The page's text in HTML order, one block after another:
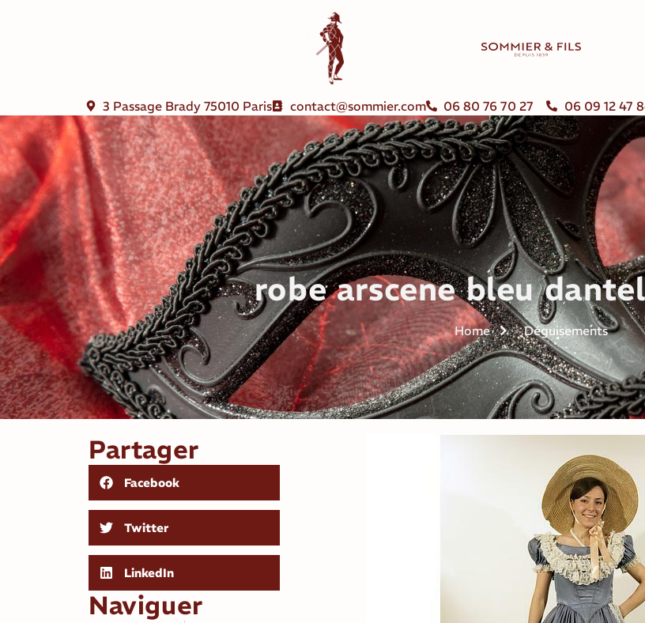
3 Passage Brady 75010 Paris contact@sommier.com 06 80 76 70 27 06 09 12 47
robe arscene bleu
Home Déguisements
Partager
Facebook
Twitter
LinkedIn
Naviguer